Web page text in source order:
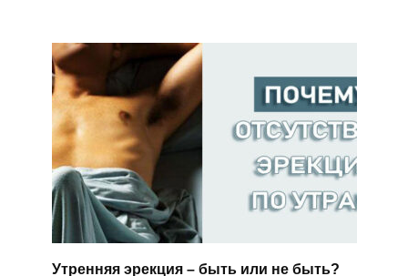
Утренняя эрекция – быть или не быть?